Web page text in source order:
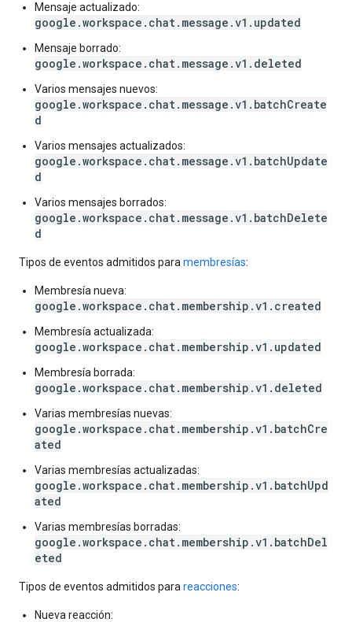
Mensaje actualizado:
google.workspace.chat.message.v1.updated
Mensaje borrado:
google.workspace.chat.message.v1.deleted
Varios mensajes nuevos:
google.workspace.chat.message.v1.batchCreate
d
Varios mensajes actualizados:
google.workspace.chat.message.v1.batchUpdate
d
Varios mensajes borrados:
google.workspace.chat.message.v1.batchDelete
d
Tipos de eventos admitidos para membresías:
Membresía nueva:
google.workspace.chat.membership.v1.created
Membresía actualizada:
google.workspace.chat.membership.v1.updated
Membresía borrada:
google.workspace.chat.membership.v1.deleted
Varias membresías nuevas:
google.workspace.chat.membership.v1.batchCre
ated
Varias membresías actualizadas:
google.workspace.chat.membership.v1.batchUpd
ated
Varias membresías borradas:
google.workspace.chat.membership.v1.batchDel
eted
Tipos de eventos admitidos para reacciones:
Nueva reacción: